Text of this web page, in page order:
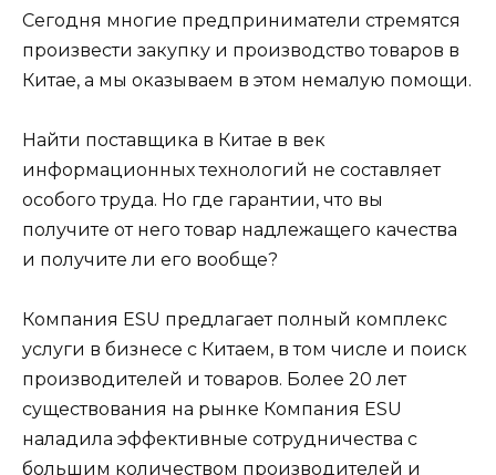
Сегодня многие предприниматели стремятся
произвести закупку и производство товаров в
Китае, а мы оказываем в этом немалую помощи.
Найти поставщика в Китае в век
информационных технологий не составляет
особого труда. Но где гарантии, что вы
получите от него товар надлежащего качества
и получите ли его вообще?
Компания ESU предлагает полный комплекс
услуги в бизнесе с Китаем, в том числе и поиск
производителей и товаров. Более 20 лет
существования на рынке Компания ESU
наладила эффективные сотрудничества с
большим количеством производителей и